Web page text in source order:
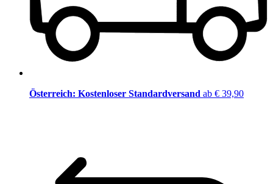
Österreich: Kostenloser Standardversand ab € 39,90